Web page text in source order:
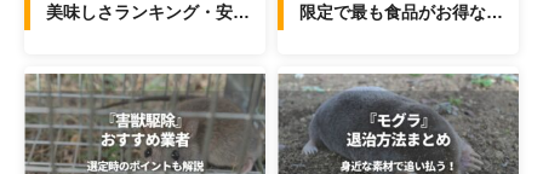
美味しさランキング・安い
限定で最も食品がお得なサ